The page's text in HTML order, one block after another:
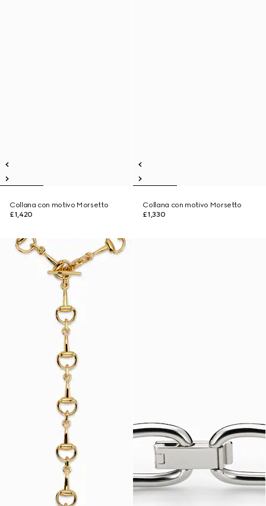
Collana con motivo Morsetto
£1,420
Collana con motivo Morsetto
£1,330